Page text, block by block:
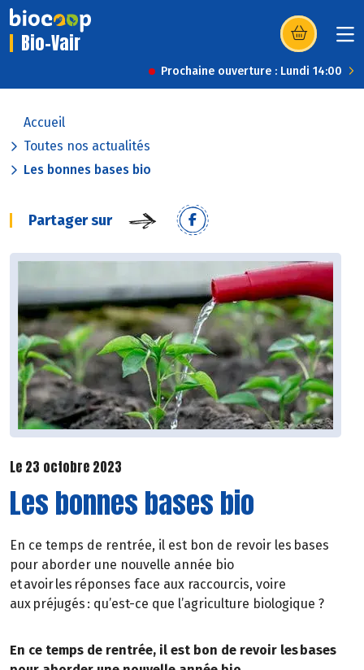
Bio-Vair (s’ouvre dans
Prochaine ouverture : Lundi 14:00
Accueil
Toutes nos actualités
Les bonnes bases bio
Partager sur
Le 23 octobre 2023
Les bonnes bases bio
En ce temps de rentrée, il est bon de revoir les bases
pour aborder une nouvelle année bio
et avoir les réponses face aux raccourcis, voire
aux préjugés : qu’est-ce que l’agriculture biologique ?
En ce temps de rentrée, il est bon de revoir les bases